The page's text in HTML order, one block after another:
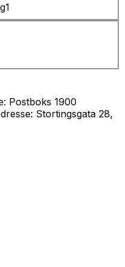
1
Postboks 1900
Stortingsgata 28,